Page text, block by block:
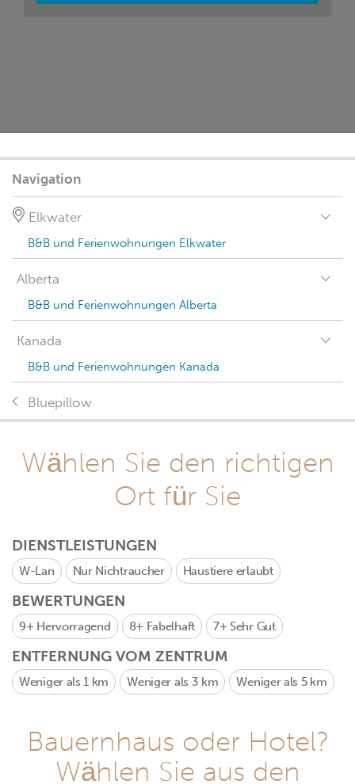
Navigation
Elkwater
B&B und Ferienwohnungen Elkwater
Alberta
B&B und Ferienwohnungen Alberta
Kanada
B&B und Ferienwohnungen Kanada
Bluepillow
Wählen Sie den richtigen
Ort für Sie
DIENSTLEISTUNGEN
W-Lan Nur Nichtraucher Haustiere erlaubt
BEWERTUNGEN
9+ Hervorragend 8+ Fabelhaft 7+ Sehr Gut
ENTFERNUNG VOM ZENTRUM
Weniger als 1 km Weniger als 3 km Weniger als 5 km
Bauernhaus oder Hotel?
Wählen Sie aus den